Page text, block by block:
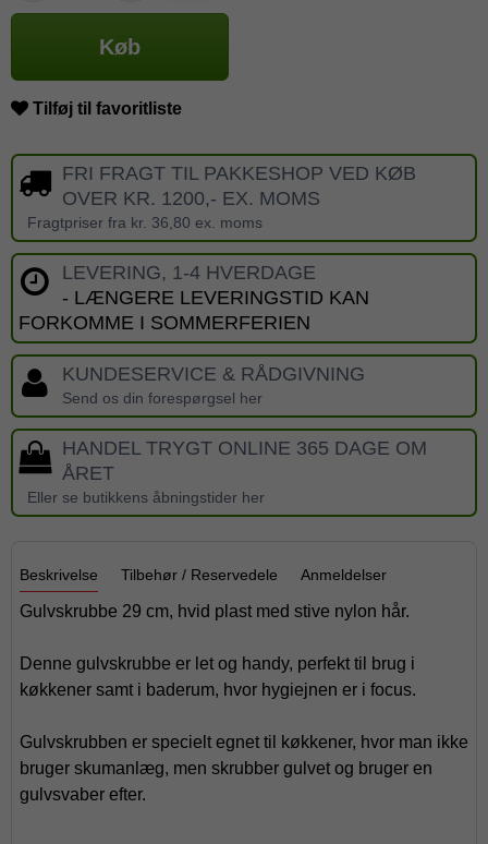
Køb
Tilføj til favoritliste
FRI FRAGT TIL PAKKESHOP VED KØB
OVER KR. 1200,- EX. MOMS
Fragtpriser fra kr. 36,80 ex. moms
LEVERING, 1-4 HVERDAGE
- LÆNGERE LEVERINGSTID KAN
FORKOMME I SOMMERFERIEN
KUNDESERVICE & RÅDGIVNING
Send os din forespørgsel her
HANDEL TRYGT ONLINE 365 DAGE OM
ÅRET
Eller se butikkens åbningstider her
Beskrivelse Tilbehør / Reservedele Anmeldelser
Gulvskrubbe 29 cm, hvid plast med stive nylon hår.
Denne gulvskrubbe er let og handy, perfekt til brug i
køkkener samt i baderum, hvor hygiejnen er i focus.
Gulvskrubben er specielt egnet til køkkener, hvor man ikke
bruger skumanlæg, men skrubber gulvet og bruger en
gulvsvaber efter.